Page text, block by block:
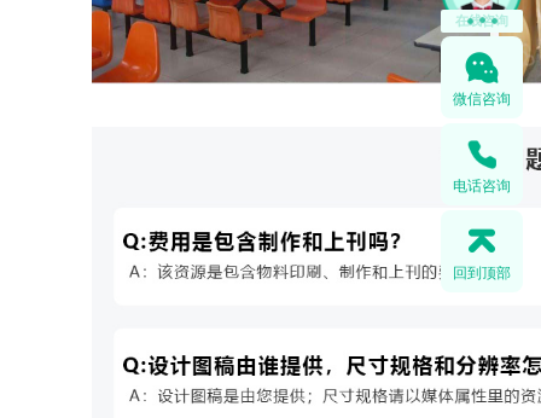
微信咨询
电话咨询
回到顶部